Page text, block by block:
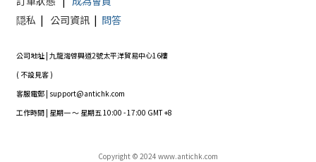
隠私 | 公司資訊 | 問答
公司地址 | 九龍灣啓興道2號太平洋貿易中心16樓
( 不設見客 )
客服電郵 | support@antichk.com
工作時間 | 星期一 ～ 星期五 10:00 - 17:00 GMT +8
Copyright © 2024 www.antichk.com